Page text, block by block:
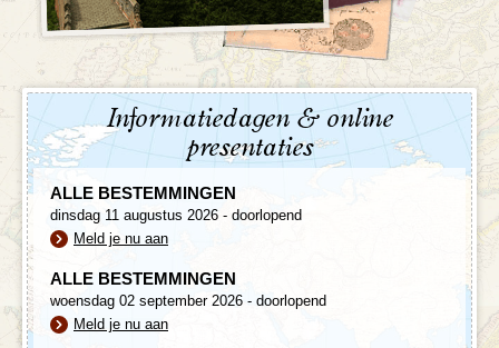
Informatiedagen & online
presentaties
ALLE BESTEMMINGEN
dinsdag 11 augustus 2026 - doorlopend
Meld je nu aan
ALLE BESTEMMINGEN
woensdag 02 september 2026 - doorlopend
Meld je nu aan